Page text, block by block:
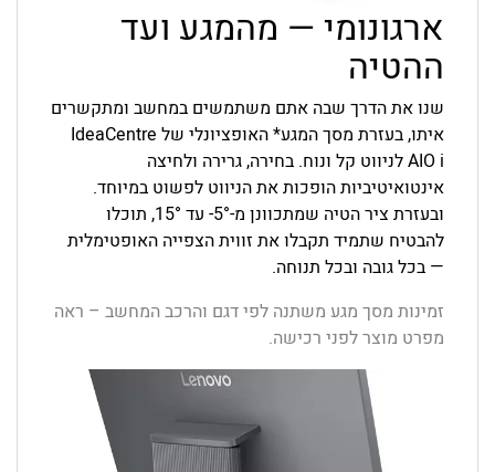
ארגונומי — מהמגע ועד
ההטיה
שנו את הדרך שבה אתם משתמשים במחשב ומתקשרים
איתו, בעזרת מסך המגע* האופציונלי של IdeaCentre
AIO i לניווט קל ונוח. בחירה, גרירה ולחיצה
אינטואיטיביות הופכות את הניווט לפשוט במיוחד.
ובעזרת ציר הטיה שמתכוונן מ-‎-5°‎ עד ‎15°‎, תוכלו
להבטיח שתמיד תקבלו את זווית הצפייה האופטימלית
— בכל גובה ובכל תנוחה.
זמינות מסך מגע משתנה לפי דגם והרכב המחשב – ראה
מפרט מוצר לפני רכישה.